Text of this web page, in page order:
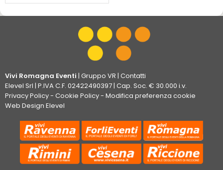
Vivi Romagna Eventi | Gruppo VR | Contatti
Elevel Srl | P.IVA C.F. 02422490397 | Cap. Soc. € 30.000 i.v.
Privacy Policy- Cookie Policy- Modifica preferenza cookie
Web Design Elevel